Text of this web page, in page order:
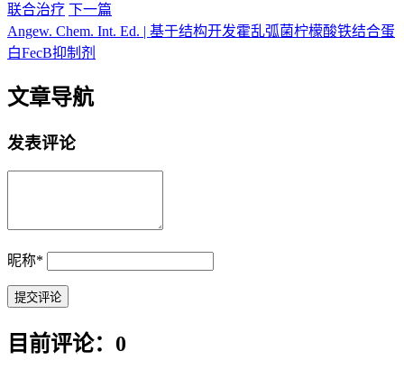
联合治疗 下一篇
Angew. Chem. Int. Ed. | 基于结构开发霍乱弧菌柠檬酸铁结合蛋
白FecB抑制剂
文章导航
发表评论
昵称*
目前评论：0